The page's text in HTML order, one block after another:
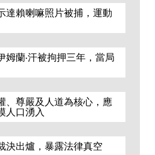
達賴喇嘛照片被捕，運動
姆蘭·汗被拘押三年，當局
、尊嚴及人道為核心，應
人口湧入
決出爐，暴露法律真空